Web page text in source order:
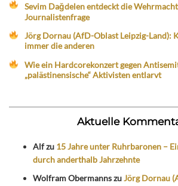
Sevim Dağdelen entdeckt die
Journalistenfrage
Jörg Dornau (AfD-Oblast Leipzig-Land):
immer die anderen
Wie ein Hardcorekonzert gegen
„palästinensische“ Aktivisten entlarvt
Aktuelle
Alfzu 15 Jahre unter Ruhrbaronen –
durch anderthalb Jahrzehnte
Wolfram ObermannszuJörg Dornau